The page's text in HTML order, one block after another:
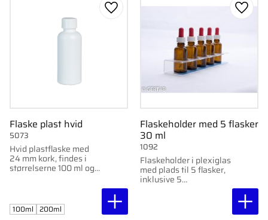
Flaske plast hvid
Hvid plastflaske med
24 mm kork, findes i
størrelserne 100 ml og
5073
Gem som favorit
100ml 200ml
Flaskeholder med 5 flasker
30 ml
Flaskeholder i plexiglas
med plads til 5 flasker,
inklusive 5
1092
Gem